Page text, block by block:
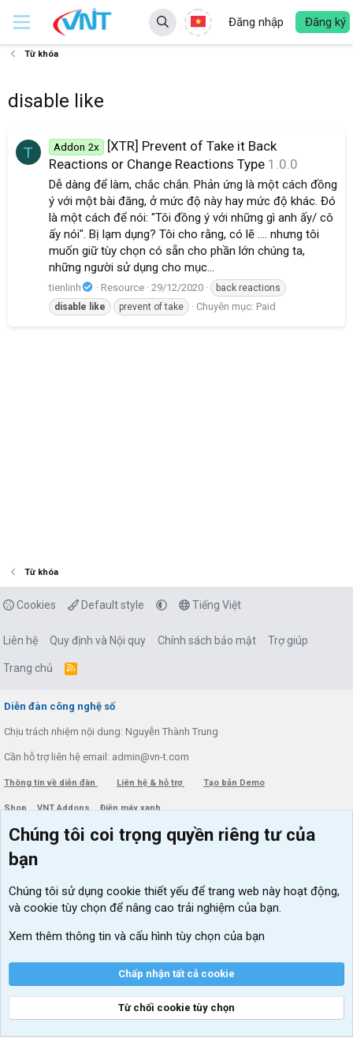
Đăng nhập Đăng ký
Từ khóa
disable like
T Addon 2x
[XTR] Prevent of Take it Back
Reactions or Change Reactions Type 1.0.0
Dễ dàng để làm, chắc chắn. Phản ứng là một cách đồng
ý với một bài đăng, ở mức độ này hay mức độ khác. Đó
là một cách để nói: "Tôi đồng ý với những gì anh ấy/ cô
ấy nói". Bị lạm dụng? Tôi cho rằng, có lẽ .... nhưng tôi
muốn giữ tùy chọn có sẵn cho phần lớn chúng ta,
những người sử dụng cho mục...
tienlinh Resource 29/12/2020
back reactions
disable like prevent of take Chuyên mục: Paid
Từ khóa
Cookies Default style Tiếng Việt
Liên hệ Quy định và Nội quy Chính sách bảo mật Trợ giúp
Trang chủ
R
Diễn đàn công nghệ số
Chịu trách nhiệm nội dung: Nguyễn Thành Trung
Cần hỗ trợ liên hệ email: admin@vn-t.com
Thông tin về diễn đàn Liên hệ & hỗ trợ Tạo bản Demo
Shop VNT Addons Điện máy xanh
Menu thành viên
Đăng nhập
Diễn đàn
Kích hoạt Windows/ Office miễn phí
VIP add-ons Xenforo
Khuyến mãi và tài trợ
Chúng tôi coi trọng quyền riêng tư của
bạn
Chúng tôi sử dụng cookie thiết yếu để trang web này hoạt động,
và cookie tùy chọn để nâng cao trải nghiệm của bạn.
Xem thêm thông tin và cấu hình tùy chọn của bạn
Chấp nhận tất cả cookie
Từ chối cookie tùy chọn